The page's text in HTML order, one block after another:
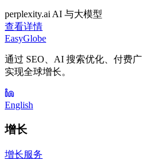
perplexity.ai AI 与大模型
查看详情
EasyGlobe
通过 SEO、AI 搜索优化、付费
实现全球增长。
English
增长
增长服务